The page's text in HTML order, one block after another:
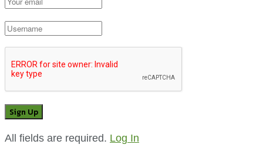
All fields are required. Log In